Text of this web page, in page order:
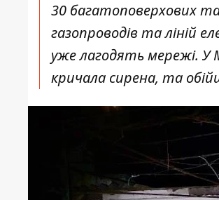
30 багатоповерхових
газопроводів та ліній
уже лагодять мережі. У
кричала сирена, та